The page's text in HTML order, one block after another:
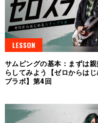
LESSON
サムピングの基本：まずは親
らしてみよう【ゼロからは
プラボ】第4回